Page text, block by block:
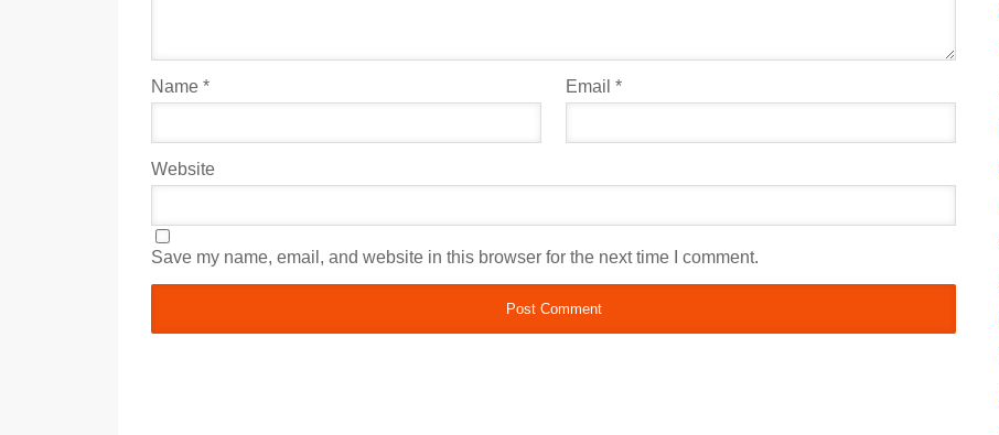
Name * Email *
Website
Save my name, email, and website in this browser for the next time I comment.